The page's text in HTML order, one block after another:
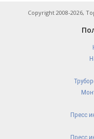
Copyright 2008-2026,
Пресс
Пресс